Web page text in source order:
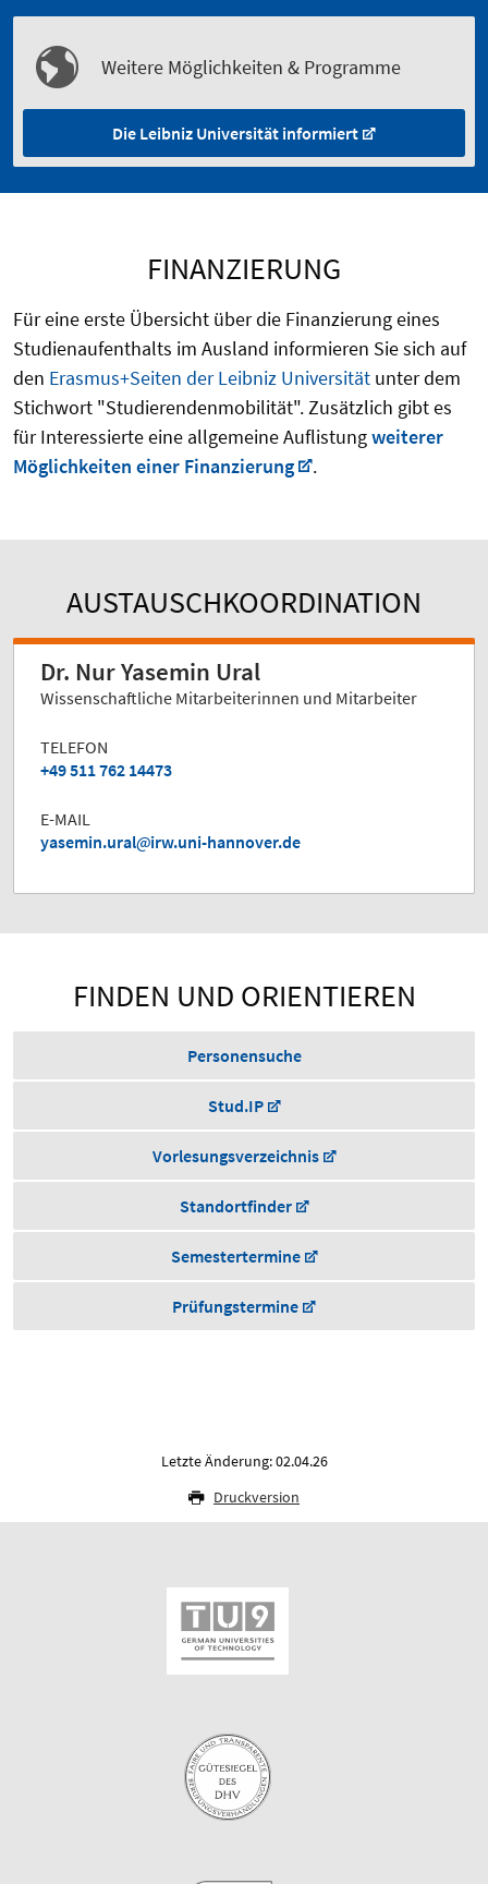
Weitere Möglichkeiten & Programme
Die Leibniz Universität informiert
FINANZIERUNG
Für eine erste Übersicht über die Finanzierung eines
Studienaufenthalts im Ausland informieren Sie sich auf
den Erasmus+Seiten der Leibniz Universität unter dem
Stichwort "Studierendenmobilität". Zusätzlich gibt es
für Interessierte eine allgemeine Auflistungweiterer
Möglichkeiten einer Finanzierung
.
AUSTAUSCHKOORDINATION
Dr. Nur Yasemin Ural
Wissenschaftliche Mitarbeiterinnen und Mitarbeiter
TELEFON
+49 511 762 14473
E-MAIL
yasemin.ural
irw.uni-hannover.de
FINDEN UND ORIENTIEREN
Personensuche
Stud.IP
Vorlesungsverzeichnis
Standortfinder
Semestertermine
Prüfungstermine
Letzte Änderung: 02.04.26
Druckversion